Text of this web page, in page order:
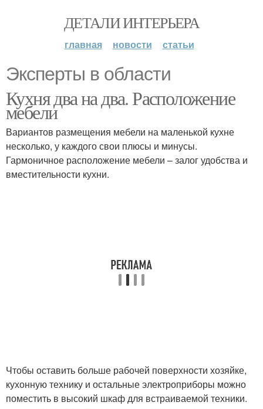
ДЕТАЛИ ИНТЕРЬЕРА
главная новости статьи
Эксперты в области
Кухня два на два. Расположение
мебели
Вариантов размещения мебели на маленькой кухне
несколько, у каждого свои плюсы и минусы.
Гармоничное расположение мебели – залог удобства и
вместительности кухни.
Чтобы оставить больше рабочей поверхности хозяйке,
кухонную технику и остальные электроприборы можно
поместить в высокий шкаф для встраиваемой техники.